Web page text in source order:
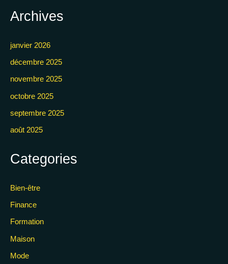
Archives
janvier 2026
décembre 2025
novembre 2025
octobre 2025
septembre 2025
août 2025
Categories
Bien-être
Finance
Formation
Maison
Mode